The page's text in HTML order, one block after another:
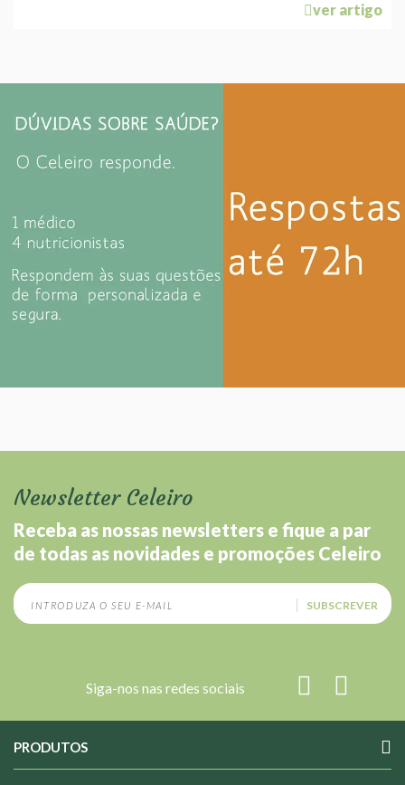
ver artigo
Newsletter Celeiro
Receba as nossas newsletters e fique a par
de todas as novidades e promoções Celeiro
SUBSCREVER
Siga-nos nas redes sociais
PRODUTOS